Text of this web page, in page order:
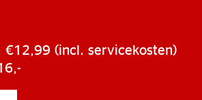
€12,99 (incl. servicekosten)